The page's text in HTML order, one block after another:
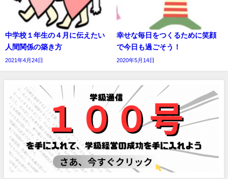
中学校１年生の４月に伝えたい
人間関係の築き方
2021年4月24日
幸せな毎日をつくるために笑顔
で今日も過ごそう！
2020年5月14日